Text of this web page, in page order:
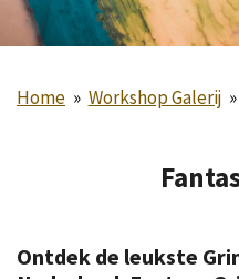
Home » Workshop Galerij »
Ontdek de leukste